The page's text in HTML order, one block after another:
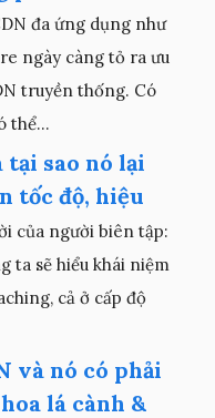
đa ứng dụng như
ngày càng tỏ ra ưu
truyền thống. Có
thể...
tại sao nó lại
tốc độ, hiệu
của người biên tập:
ta sẽ hiểu khái niệm
cả ở cấp độ
và nó có phải
lá cành &